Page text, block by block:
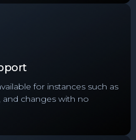
for instances such as
and changes with no